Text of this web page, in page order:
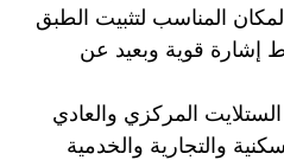
المناسب لتثبيت الطبق
إشارة قوية وبعيد عن
المركزي والعادي
والتجارية والخدمية